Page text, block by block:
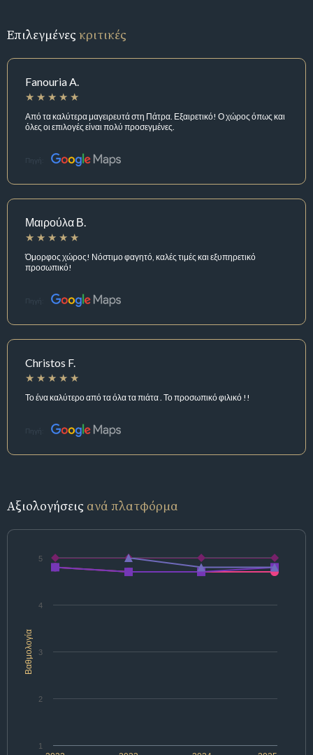
Επιλεγμένεςκριτικές
Fanouria A.
Από τα καλύτερα μαγειρευτά στη Πάτρα. Εξαιρετικό! Ο χώρος όπως και
όλες οι επιλογές είναι πολύ προσεγμένες.
Πηγή:
Μαιρούλα Β.
Όμορφος χώρος! Νόστιμο φαγητό, καλές τιμές και εξυπηρετικό
προσωπικό!
Πηγή:
Christos F.
Το ένα καλύτερο από τα όλα τα πιάτα . Το προσωπικό φιλικό !!
Πηγή:
Αξιολογήσεις ανά πλατφόρμα
Βαθμολογία
1
2
3
4
5